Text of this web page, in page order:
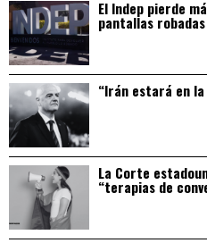
El Indep pierde
pantallas robadas
“Irán estará en
La Corte
“terapias de